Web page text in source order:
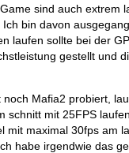
sind auch extrem
bin davon
laufen sollte bei der
gestellt und
noch Mafia2 probiert,
schnitt mit 25FPS
mit maximal 30fps am
habe irgendwie das